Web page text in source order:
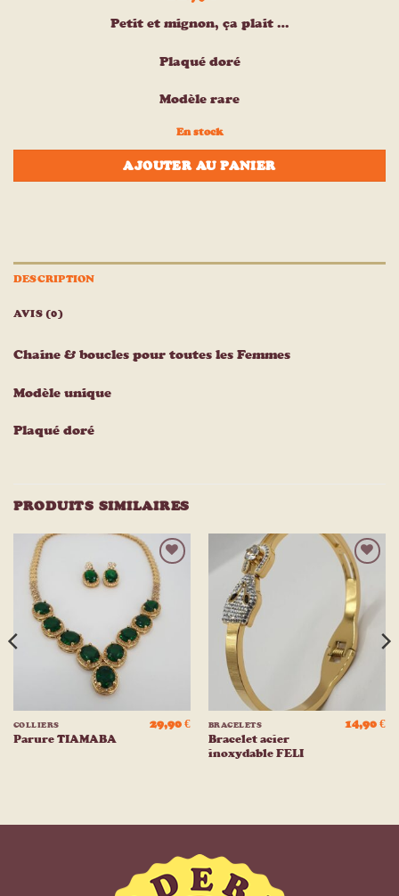
Petit et mignon, ça plait …
Plaqué doré
Modèle rare
En stock
AJOUTER AU PANIER
DESCRIPTION
AVIS (0)
Chaine & boucles pour toutes les Femmes
Modèle unique
Plaqué doré
PRODUITS SIMILAIRES
Ajouter
à la
liste
d’envies
COLLIERS
Parure TIAMABA
29,90€
Ajouter
liste
d’envies
BRACELETS
Bracelet acier
inoxydable FELI
14,90€